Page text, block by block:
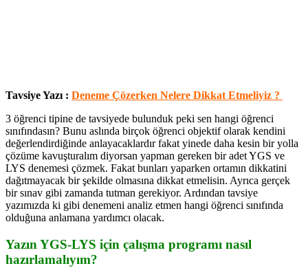
Tavsiye Yazı : Deneme Çözerken Nelere Dikkat Etmeliyiz ?
3 öğrenci tipine de tavsiyede bulunduk peki sen hangi öğrenci
sınıfındasın? Bunu aslında birçok öğrenci objektif olarak kendini
değerlendirdiğinde anlayacaklardır fakat yinede daha kesin bir yolla
çözüme kavuşturalım diyorsan yapman gereken bir adet YGS ve
LYS denemesi çözmek. Fakat bunları yaparken ortamın dikkatini
dağıtmayacak bir şekilde olmasına dikkat etmelisin. Ayrıca gerçek
bir sınav gibi zamanda tutman gerekiyor. Ardından tavsiye
yazımızda ki gibi denemeni analiz etmen hangi öğrenci sınıfında
olduğuna anlamana yardımcı olacak.
Yazın YGS-LYS için çalışma programı nasıl
hazırlamalıyım?